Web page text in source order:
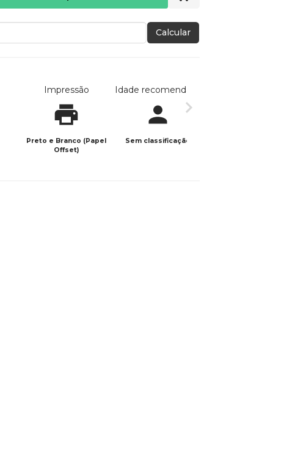
Calcular
Impressão
Preto e Branco (Papel
Offset)
Idade recomendada
Sem classificação